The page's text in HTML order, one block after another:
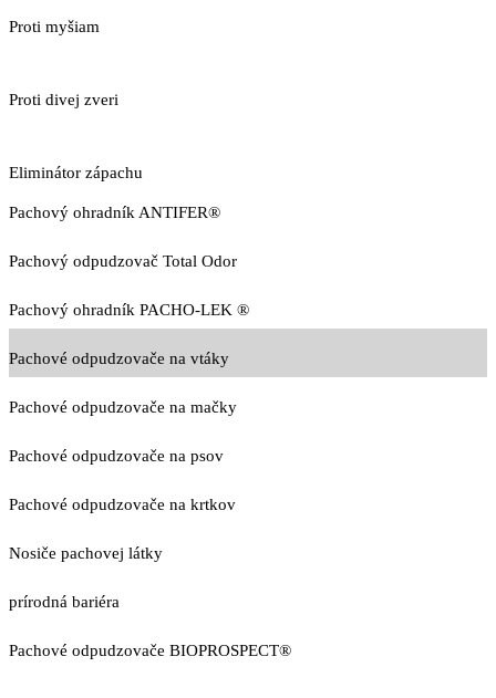
Proti myšiam
Proti divej zveri
Eliminátor zápachu
Pachový ohradník ANTIFER®
Pachový odpudzovač Total Odor
Pachový ohradník PACHO-LEK ®
Pachové odpudzovače na vtáky
Pachové odpudzovače na mačky
Pachové odpudzovače na psov
Pachové odpudzovače na krtkov
Nosiče pachovej látky
prírodná bariéra
Pachové odpudzovače BIOPROSPECT®